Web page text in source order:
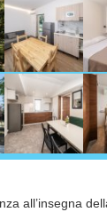
all’insegna